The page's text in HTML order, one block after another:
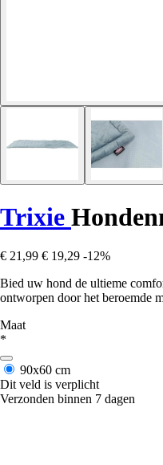
Trixie
€ 21,99 € 19,29 -12%
Bied uw hond de ultieme
ontworpen door het beroemde
Maat
*
90x60 cm
Dit veld is verplicht
Verzonden binnen 7 dagen